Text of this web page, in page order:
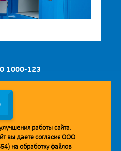
1000-123
на установку
Vodorobot
работы сайта.
вы даете согласие ООО
на обработку файлов